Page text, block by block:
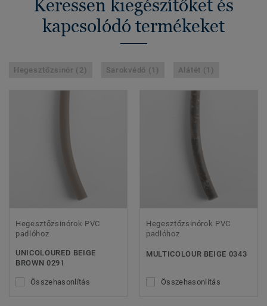
Keressen kiegészítőket és
kapcsolódó termékeket
Hegesztőzsinór (2) Sarokvédő (1) Alátét (1)
Hegesztőzsinórok PVC
padlóhoz
UNICOLOURED BEIGE
BROWN 0291
Összehasonlítás
Hegesztőzsinórok PVC
padlóhoz
MULTICOLOUR BEIGE 0343
Összehasonlítás